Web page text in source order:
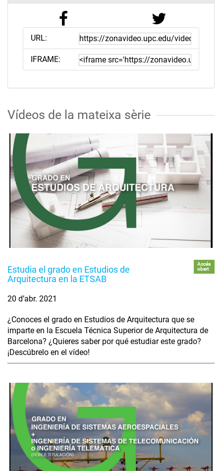
URL:
IFRAME:
Vídeos de la mateixa sèrie
Estudia el grado en Estudios de
Arquitectura en la ETSAB
Accés
obert
20 d’abr. 2021
¿Conoces el grado en Estudios de Arquitectura que se
imparte en la Escuela Técnica Superior de Arquitectura de
Barcelona? ¿Quieres saber por qué estudiar este grado?
¡Descúbrelo en el vídeo!